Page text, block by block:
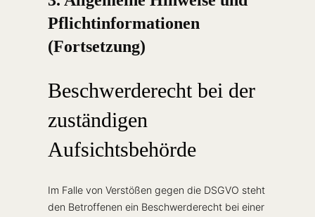
Pflichtinformationen
(Fortsetzung)
Beschwerderecht bei der
zuständigen
Aufsichtsbehörde
Im Falle von Verstößen gegen die DSGVO steht
den Betroffenen ein Beschwerderecht bei einer